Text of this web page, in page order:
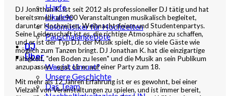
Harfe
Ukulele
Solomusiker für Hochzeiten
Pauschalangebote
DJ
Über
Was ist Limunt?
Unsere Geschichte
Das Team
DJ Jonathan K. ist seit 2012 als professioneller DJ tätig und hat
bereits mehr als 900 Veranstaltungen musikalisch begleitet,
darunter Hochzeiten, Weihnachtsfeiern und Studentenpartys.
Seine Leidenschaft ist es, die richtige Atmosphäre zu schaffen,
und er ist der Typ DJ, der Musik spielt, die so viele Gäste wie
möglich zum Tanzen bringt. DJ Jonathan K. hat die einzigartige
Fähigkeit, "den Boden zu lesen" und die Musik an sein Publikum
anzupassen - egal, ob er auf einer Party zum 18.
Mit mehr als 12 Jahren Erfahrung ist er es gewohnt, bei einer
Vielzahl von Veranstaltungen zu spielen, und ist immer bereit,